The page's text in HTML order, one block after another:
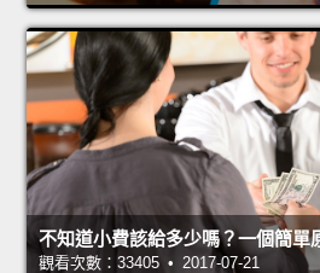
不知道小費該給多少嗎？一個簡單
觀看次數：33405 • 2017-07-21